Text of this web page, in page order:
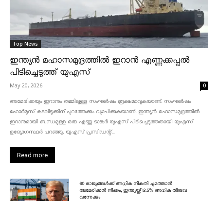
Top News
ഇന്ത്യൻ മഹാസമുദ്രത്തിൽ ഇറാൻ എണ്ണക്കപ്പൽ
പിടിച്ചെടുത്ത് യുഎസ്
May 20, 2026 0
അമേരിക്കയും ഇറാനും തമ്മിലുള്ള സംഘർഷം രൂക്ഷമാവുകയാണ്. സംഘർഷം
ഹോർമുസ് കടലിടുക്കിന് പുറത്തേക്കും വ്യാപിക്കുകയാണ്. ഇന്ത്യൻ മഹാസമുദ്രത്തിൽ
ഇറാനുമായി ബന്ധമുള്ള ഒരു എണ്ണ ടാങ്കർ യുഎസ് പിടിച്ചെടുത്തതായി യുഎസ്
ഉദ്യോഗസ്ഥർ പറഞ്ഞു. യുഎസ് പ്രസിഡന്റ്...
Read more
60 രാജ്യങ്ങൾക്ക് അധിക നികുതി ചുമത്താൻ
അമേരിക്കൻ നീക്കം, ഇന്ത്യയ്ക്ക് 12.5% അധിക തീരുവ
വന്നേക്കും